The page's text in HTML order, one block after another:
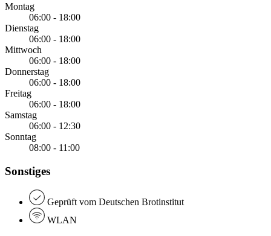
Montag
06:00 - 18:00
Dienstag
06:00 - 18:00
Mittwoch
06:00 - 18:00
Donnerstag
06:00 - 18:00
Freitag
06:00 - 18:00
Samstag
06:00 - 12:30
Sonntag
08:00 - 11:00
Sonstiges
Geprüft vom Deutschen Brotinstitut
WLAN